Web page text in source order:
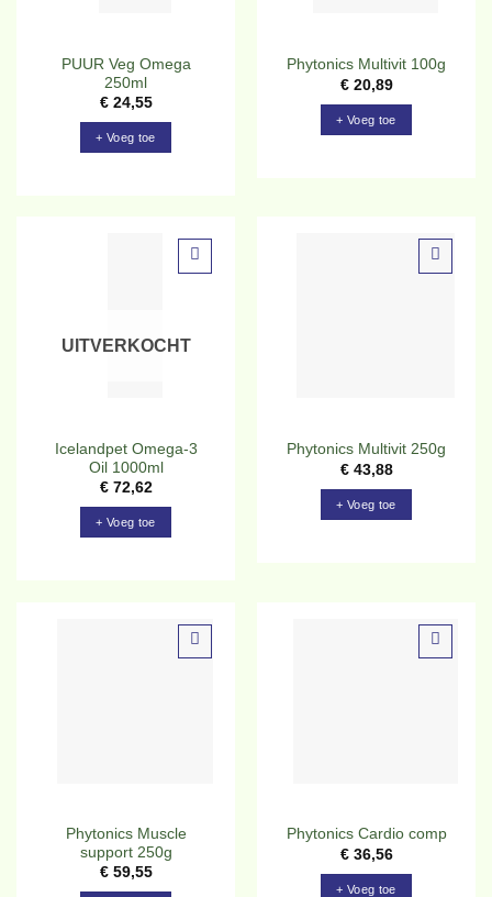
PUUR Veg Omega
250ml
€24,55
+ Voeg toe
Phytonics Multivit 100g
€20,89
+ Voeg toe
UITVERKOCHT
Icelandpet Omega-3
Oil 1000ml
€72,62
+ Voeg toe
Phytonics Multivit 250g
€43,88
+ Voeg toe
Phytonics Muscle
support 250g
€59,55
Phytonics Cardio comp
€36,56
+ Voeg toe